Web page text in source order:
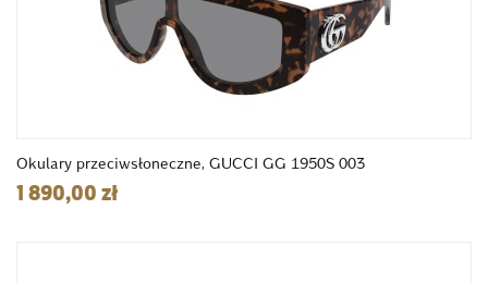
Okulary przeciwsłoneczne, GUCCI GG 1950S 003
1 890,00 zł